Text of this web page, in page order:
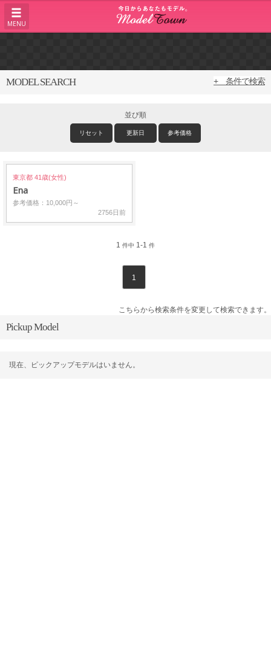
MENU
MODEL SEARCH + 条件で検索
並び順
リセット 更新日 参考価格
東京都 41歳(女性)
Ena
参考価格：10,000円～
2756日前
1 件中 1-1 件
1
こちらから検索条件を変更して検索できます。
Pickup Model
現在、ピックアップモデルはいません。